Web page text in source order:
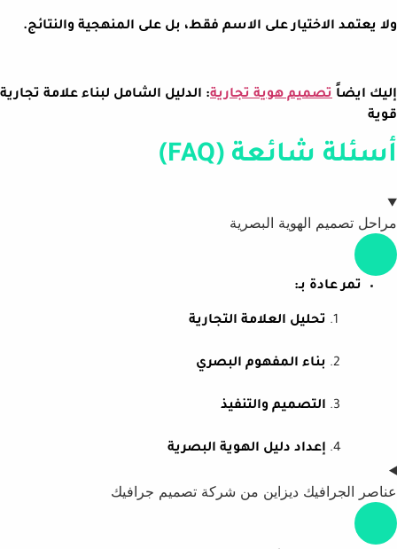
ولا يعتمد الاختيار على الاسم فقط، بل على المنهجية والنتائج.
إليك ايضاً تصميم هوية تجارية: الدليل الشامل لبناء علامة تجارية
قوية
أسئلة شائعة (FAQ)
مراحل تصميم الهوية البصرية
تمر عادة بـ:
تحليل العلامة التجارية
بناء المفهوم البصري
التصميم والتنفيذ
إعداد دليل الهوية البصرية
عناصر الجرافيك ديزاين من شركة تصميم جرافيك